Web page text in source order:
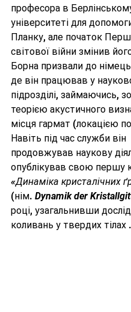
професора в
університеті для
Планку, але початок
світової війни змінив
Борна призвали до
де він працював у
підрозділі, займаючись,
теорією акустичного
місця гармат (локацією
Навіть під час служби він
продовжував наукову
опублікував свою першу
«Динаміка кристалічних
(нім. Dynamik der
році, узагальнивши
коливань у твердих тілах .